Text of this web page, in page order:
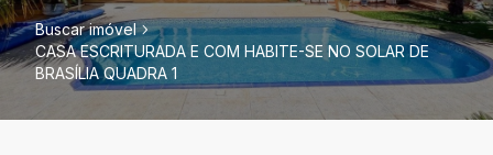
Buscar imóvel
CASA ESCRITURADA E COM HABITE-SE NO SOLAR DE
BRASÍLIA QUADRA 1